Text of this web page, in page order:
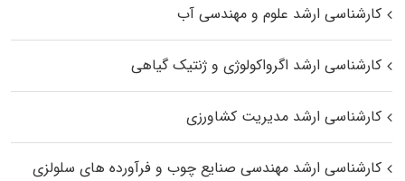
کارشناسی ارشد علوم و مهندسی آب
کارشناسی ارشد اگرواکولوژی و ژنتیک گیاهی
کارشناسی ارشد مدیریت کشاورزی
کارشناسی ارشد مهندسی صنایع چوب و فرآورده‌ های سلولزی